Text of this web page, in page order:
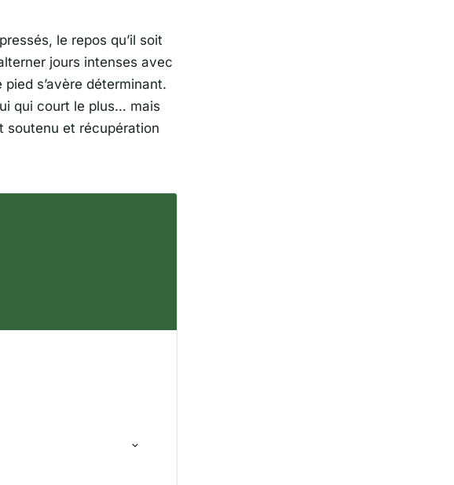
le repos qu’il soit
jours intenses avec
s’avère déterminant.
qui court le plus… mais
soutenu et récupération